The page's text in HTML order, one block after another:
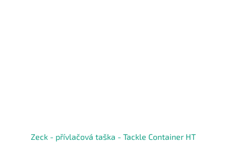
Zeck - přívlačová taška - Tackle Container HT